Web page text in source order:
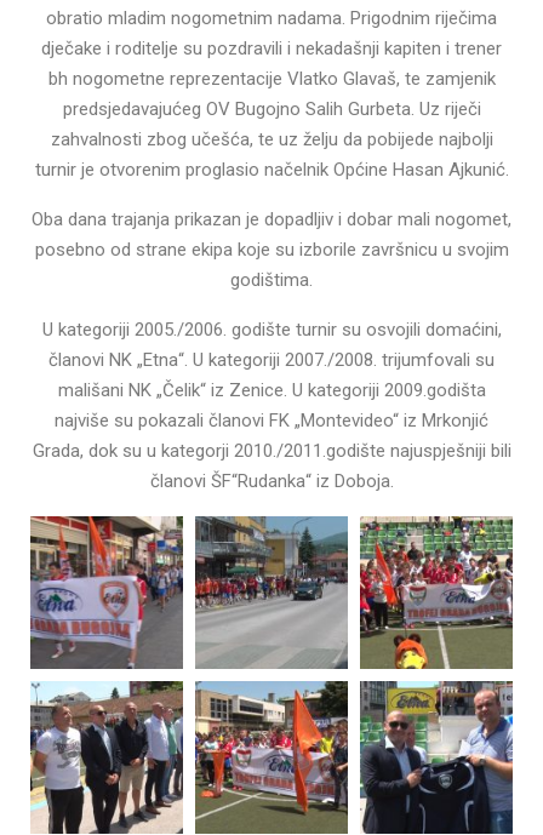
obratio mladim nogometnim nadama. Prigodnim riječima
dječake i roditelje su pozdravili i nekadašnji kapiten i trener
bh nogometne reprezentacije Vlatko Glavaš, te zamjenik
predsjedavajućeg OV Bugojno Salih Gurbeta. Uz riječi
zahvalnosti zbog učešća, te uz želju da pobijede najbolji
turnir je otvorenim proglasio načelnik Općine Hasan Ajkunić.
Oba dana trajanja prikazan je dopadljiv i dobar mali nogomet,
posebno od strane ekipa koje su izborile završnicu u svojim
godištima.
U kategoriji 2005./2006. godište turnir su osvojili domaćini,
članovi NK „Etna“. U kategoriji 2007./2008. trijumfovali su
mališani NK „Čelik“ iz Zenice. U kategoriji 2009.godišta
najviše su pokazali članovi FK „Montevideo“ iz Mrkonjić
Grada, dok su u kategorji 2010./2011.godište najuspješniji bili
članovi ŠF“Rudanka“ iz Doboja.